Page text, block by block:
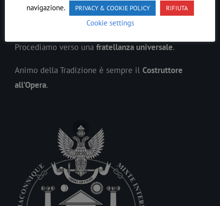
sorto anticipando le parità civili della donna e
l’internazionalismo umanistico.
Procediamo verso una fratellanza universale.
Animo della Tradizione è sempre il Costruttore
all’Opera.
navigazione.
PRIVACY & COOKIE POLICY RIFIUTA
Cookie settings